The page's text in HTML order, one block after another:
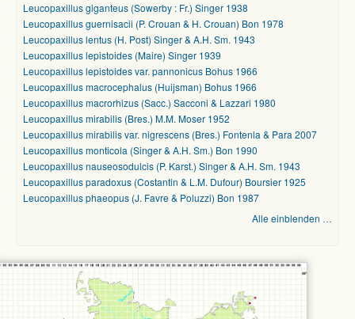
Leucopaxillus giganteus (Sowerby : Fr.) Singer 1938
Leucopaxillus guernisacii (P. Crouan & H. Crouan) Bon 1978
Leucopaxillus lentus (H. Post) Singer & A.H. Sm. 1943
Leucopaxillus lepistoides (Maire) Singer 1939
Leucopaxillus lepistoides var. pannonicus Bohus 1966
Leucopaxillus macrocephalus (Huijsman) Bohus 1966
Leucopaxillus macrorhizus (Sacc.) Sacconi & Lazzari 1980
Leucopaxillus mirabilis (Bres.) M.M. Moser 1952
Leucopaxillus mirabilis var. nigrescens (Bres.) Fontenla & Para 2007
Leucopaxillus monticola (Singer & A.H. Sm.) Bon 1990
Leucopaxillus nauseosodulcis (P. Karst.) Singer & A.H. Sm. 1943
Leucopaxillus paradoxus (Costantin & L.M. Dufour) Boursier 1925
Leucopaxillus phaeopus (J. Favre & Poluzzi) Bon 1987
Alle einblenden …